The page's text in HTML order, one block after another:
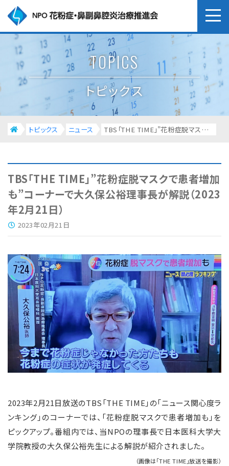
TOPICS
トピックス
トピックス ニュース TBS「THE TIME」”花粉症脱マスクで患者増加も”コーナーで大久保公裕理事長が解説（2023年2月21日）
TBS「THE TIME」”花粉症脱マスクで患者増加
も”コーナーで大久保公裕理事長が解説（2023
年2月21日）
2023年02月21日
2023年2月21日放送のTBS「THE TIME」の「ニュース関心度ラ
ンキング」のコーナーでは、「花粉症脱マスクで患者増加も」を
ピックアップ。番組内では、当NPOの理事長で日本医科大学大
学院教授の大久保公裕先生による解説が紹介されました。
（画像は「THE TIME」放送を撮影）